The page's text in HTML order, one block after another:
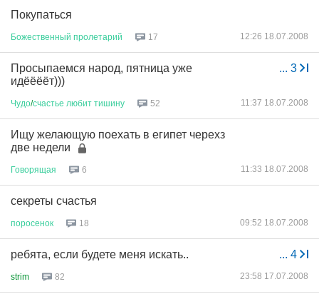
Покупаться
Божественный пролетарий 17 12:26 18.07.2008
... 3
Просыпаемся народ, пятница уже
идёёёёт)))
Чудо/счастье любит тишину 52 11:37 18.07.2008
Ищу желающую поехать в египет черехз
две недели
Говорящая 6 11:33 18.07.2008
секреты счастья
поросенок 18 09:52 18.07.2008
... 4
ребята, если будете меня искать..
strim 82 23:58 17.07.2008